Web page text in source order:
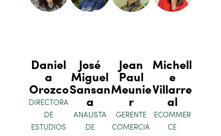
Daniel
a
Orozco
DIRECTORA
DE
ESTUDIOS
José
Miguel
Sansan
a
ANALISTA
DE
Jean
Paul
Meunie
r
GERENTE
COMERCIA
Michell
e
Villarre
al
ECOMMER
CE